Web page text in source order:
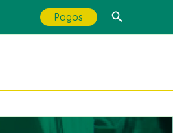
Pagos Buscar